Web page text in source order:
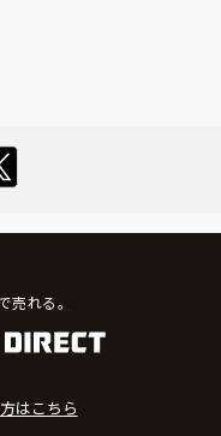
売れる。
はこちら